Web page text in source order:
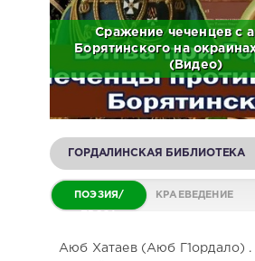
Сражение чеченцев с
Борятинского на
(Видео)
ГОРДАЛИНСКАЯ БИБЛИОТЕКА
ПОЭЗИЯ/ КРАЕВЕДЕНИЕ
Аюб Хатаев (Аюб Г1ордало)